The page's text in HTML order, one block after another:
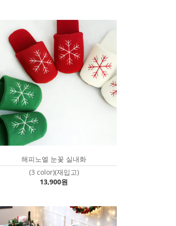
해피노엘 눈꽃 실내화
(3 color)(재입고)
13,900원